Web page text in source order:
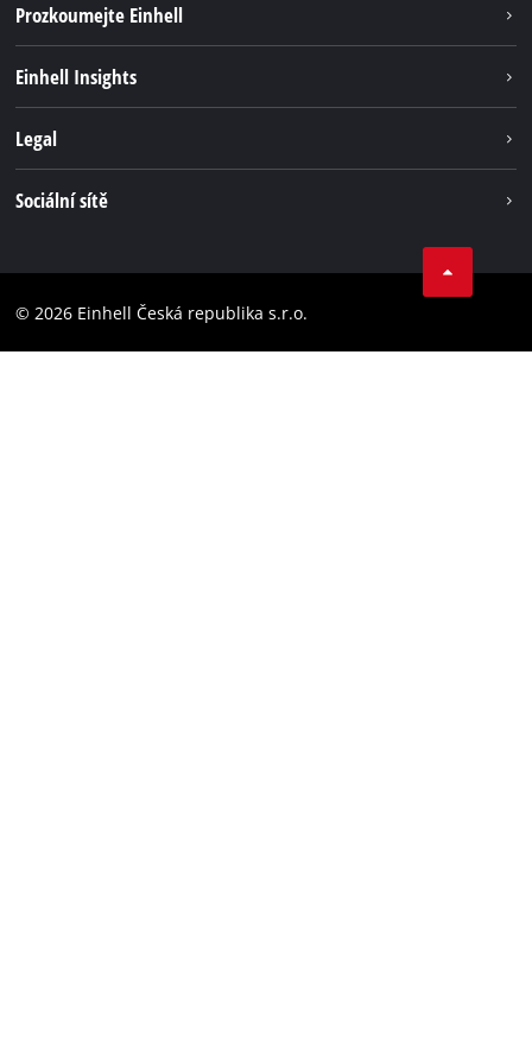
Prozkoumejte Einhell
Systém akumulátorů
Einhell Insights
Einhell celosvětově
Legal
Prohlášení o přístupnosti
Sociální sítě
Instagram
© 2026 Einhell Česká republika s.r.o.